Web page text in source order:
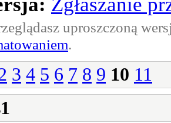
uproszczoną
.
3 4 5 6 7 8 9 10 11